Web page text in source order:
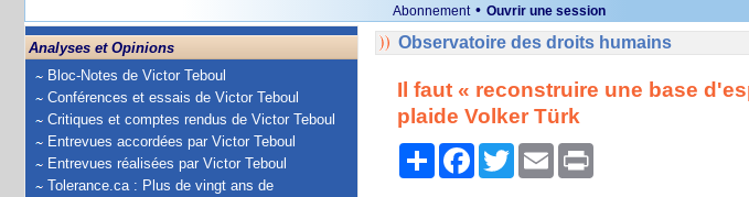
Abonnement • Ouvrir une session
Analyses et Opinions
Bloc-Notes de Victor Teboul
Conférences et essais de Victor Teboul
Critiques et comptes rendus de Victor Teboul
Entrevues accordées par Victor Teboul
Entrevues réalisées par Victor Teboul
Tolerance.ca : Plus de vingt ans de
Observatoire des droits humains
Il faut « reconstruire une base
plaide Volker Türk
PartagerFacebook
TwitterEmail Print